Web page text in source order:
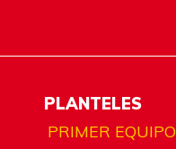
PLANTELES
PRIMER EQUIPO